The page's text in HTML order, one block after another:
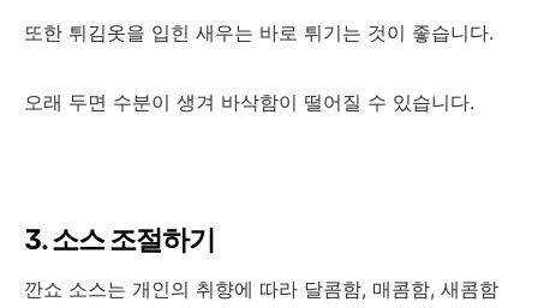
또한 튀김옷을 입힌 새우는 바로 튀기는 것이 좋습니다.
오래 두면 수분이 생겨 바삭함이 떨어질 수 있습니다.
3. 소스 조절하기
깐쇼 소스는 개인의 취향에 따라 달콤함, 매콤함, 새콤함